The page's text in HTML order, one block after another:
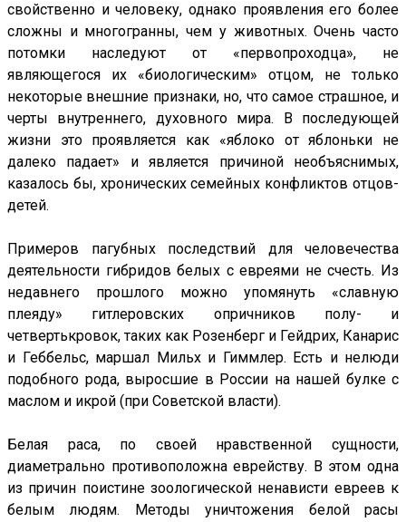
свойственно и человеку, однако проявления его более
сложны и многогранны, чем у животных. Очень часто
потомки наследуют от «первопроходца», не
являющегося их «биологическим» отцом, не только
некоторые внешние признаки, но, что самое страшное, и
черты внутреннего, духовного мира. В последующей
жизни это проявляется как «яблоко от яблоньки не
далеко падает» и является причиной необъяснимых,
казалось бы, хронических семейных конфликтов отцов-
детей.
Примеров пагубных последствий для человечества
деятельности гибридов белых с евреями не счесть. Из
недавнего прошлого можно упомянуть «славную
плеяду» гитлеровских опричников полу- и
четвертькровок, таких как Розенберг и Гейдрих, Канарис
и Геббельс, маршал Мильх и Гиммлер. Есть и нелюди
подобного рода, выросшие в России на нашей булке с
маслом и икрой (при Советской власти).
Белая раса, по своей нравственной сущности,
диаметрально противоположна еврейству. В этом одна
из причин поистине зоологической ненависти евреев к
белым людям. Методы уничтожения белой расы